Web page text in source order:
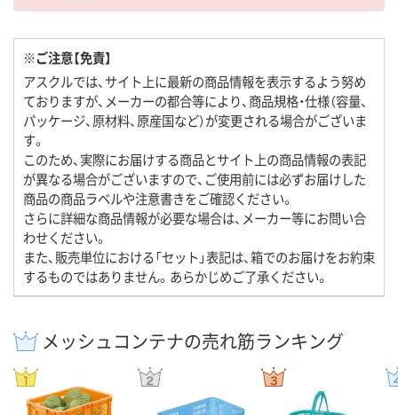
※ご注意【免責】
アスクルでは、サイト上に最新の商品情報を表示するよう努め
ておりますが、メーカーの都合等により、商品規格・仕様（容量、
パッケージ、原材料、原産国など）が変更される場合がございま
す。
このため、実際にお届けする商品とサイト上の商品情報の表記
が異なる場合がございますので、ご使用前には必ずお届けした
商品の商品ラベルや注意書きをご確認ください。
さらに詳細な商品情報が必要な場合は、メーカー等にお問い合
わせください。
また、販売単位における「セット」表記は、箱でのお届けをお約束
するものではありません。あらかじめご了承ください。
メッシュコンテナの売れ筋ランキング